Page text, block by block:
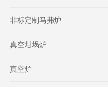
非标定制马弗炉
真空坩埚炉
真空炉